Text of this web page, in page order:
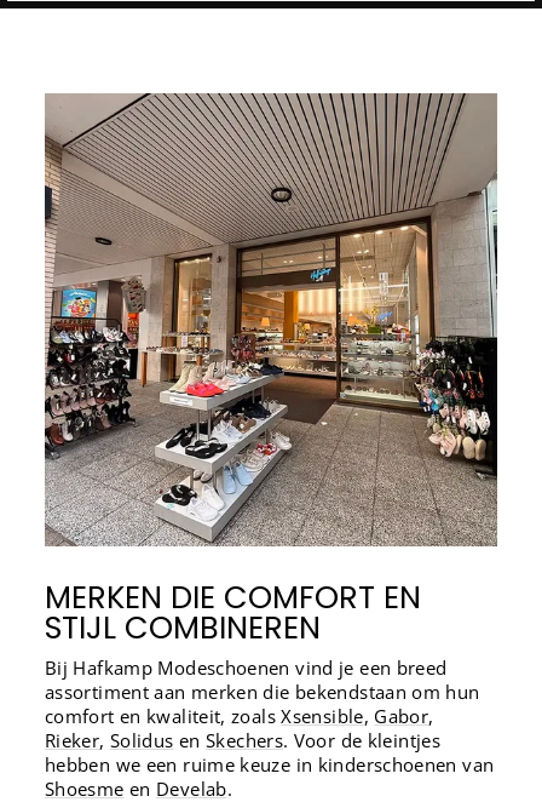
MERKEN DIE COMFORT EN
STIJL COMBINEREN
Bij Hafkamp Modeschoenen vind je een breed
assortiment aan merken die bekendstaan om hun
comfort en kwaliteit, zoalsXsensible, Gabor,
Rieker, Solidus enSkechers. Voor de kleintjes
hebben we een ruime keuze in kinderschoenen van
Shoesme en Develab.